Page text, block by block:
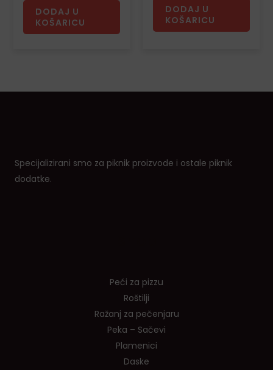
DODAJ U
KOŠARICU
DODAJ U
KOŠARICU
Specijalizirani smo za piknik proizvode i ostale piknik
dodatke.
Peći za pizzu
Roštilji
Ražanj za pečenjaru
Peka – Sačevi
Plamenici
Daske